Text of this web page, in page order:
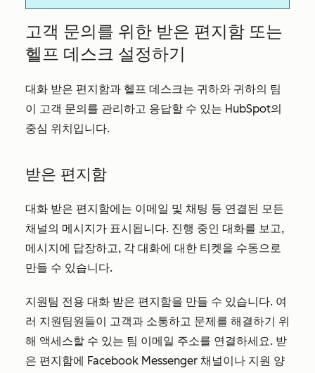
고객 문의를 위한 받은 편지함 또는
헬프 데스크 설정하기
대화 받은 편지함과 헬프 데스크는 귀하와 귀하의 팀
이 고객 문의를 관리하고 응답할 수 있는 HubSpot의
중심 위치입니다.
받은 편지함
대화 받은 편지함에는 이메일 및 채팅 등 연결된 모든
채널의 메시지가 표시됩니다. 진행 중인 대화를 보고,
메시지에 답장하고, 각 대화에 대한 티켓을 수동으로
만들 수 있습니다.
지원팀 전용 대화 받은 편지함을 만들 수 있습니다. 여
러 지원팀원들이 고객과 소통하고 문제를 해결하기 위
해 액세스할 수 있는 팀 이메일 주소를 연결하세요. 받
은 편지함에 Facebook Messenger 채널이나 지원 양